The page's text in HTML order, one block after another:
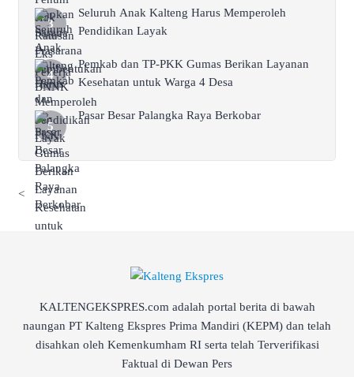
Seluruh Anak Kalteng Harus Memperoleh
Pendidikan Layak
Pemkab dan TP-PKK Gumas Berikan Layanan
Kesehatan untuk Warga 4 Desa
Pasar Besar Palangka Raya Berkobar
<
KALTENGEKSPRES.com adalah portal berita di bawah
naungan PT Kalteng Ekspres Prima Mandiri (KEPM) dan telah
disahkan oleh Kemenkumham RI serta telah Terverifikasi
Faktual di Dewan Pers